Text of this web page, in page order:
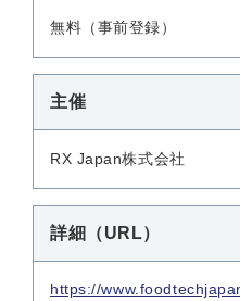
無料（事前登録）
主催
RX Japan株式会社
詳細（URL）
https://